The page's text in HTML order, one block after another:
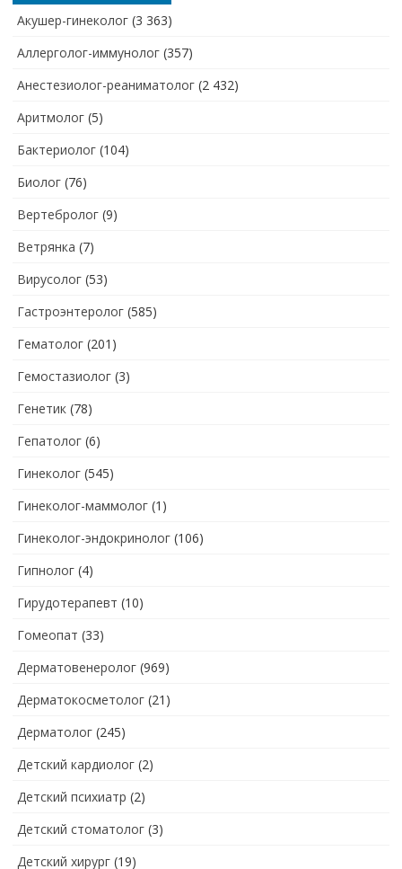
Акушер-гинеколог (3 363)
Аллерголог-иммунолог (357)
Анестезиолог-реаниматолог (2 432)
Аритмолог (5)
Бактериолог (104)
Биолог (76)
Вертебролог (9)
Ветрянка (7)
Вирусолог (53)
Гастроэнтеролог (585)
Гематолог (201)
Гемостазиолог (3)
Генетик (78)
Гепатолог (6)
Гинеколог (545)
Гинеколог-маммолог (1)
Гинеколог-эндокринолог (106)
Гипнолог (4)
Гирудотерапевт (10)
Гомеопат (33)
Дерматовенеролог (969)
Дерматокосметолог (21)
Дерматолог (245)
Детский кардиолог (2)
Детский психиатр (2)
Детский стоматолог (3)
Детский хирург (19)